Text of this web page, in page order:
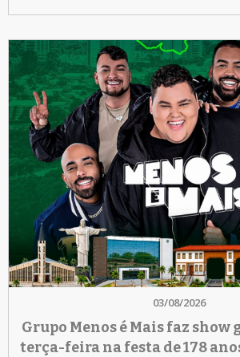
03/08/2026
Grupo Menos é Mais faz
terça-feira na festa de 178